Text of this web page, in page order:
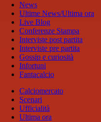
News
Ultime News/Ultima ora
Live Blog
Conferenze Stampa
Interviste post partita
Interviste pre partita
Gossip e curiosità
Infortuni
Fantacalcio
Calciomercato
Scenari
Ufficialità
Ultima ora